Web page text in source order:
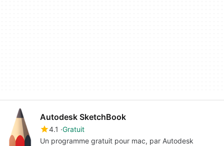
Autodesk SketchBook
4.1 Gratuit
Un programme gratuit pour mac, par Autodesk